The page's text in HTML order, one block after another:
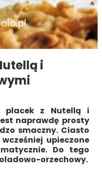
i
placek z Nutellą i
naprawdę prosty
smaczny. Ciasto
upieczone
Do tego
orzechowy.